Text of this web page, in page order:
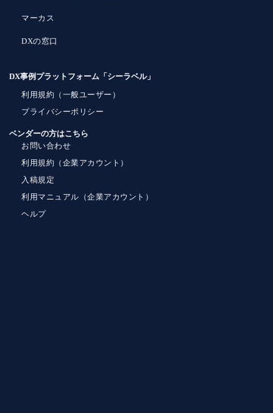
マーカス
DXの窓口
DX事例プラットフォーム「シーラベル」
利用規約（一般ユーザー）
プライバシーポリシー
ベンダーの方はこちら
お問い合わせ
利用規約（企業アカウント）
入稿規定
利用マニュアル（企業アカウント）
ヘルプ